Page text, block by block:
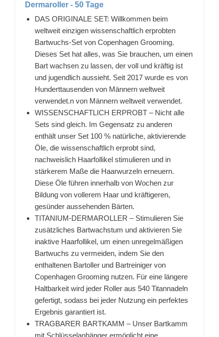
Dermaroller - 50 Tage
DAS ORIGINALE SET: Willkommen beim
weltweit einzigen wissenschaftlich erprobten
Bartwuchs-Set von Copenhagen Grooming.
Dieses Set hat alles, was Sie brauchen, um einen
Bart wachsen zu lassen, der voll und kräftig ist
und jugendlich aussieht. Seit 2017 wurde es von
Hunderttausenden von Männern weltweit
verwendet.n von Männern weltweit verwendet.
WISSENSCHAFTLICH ERPROBT – Nicht alle
Sets sind gleich. Im Gegensatz zu anderen
enthält unser Set 100 % natürliche, aktivierende
Öle, die wissenschaftlich erprobt sind,
nachweislich Haarfollikel stimulieren und in
stärkerem Maße die Haarwurzeln erneuern.
Diese Öle führen innerhalb von Wochen zur
Bildung von vollerem Haar und kräftigeren,
gesünder aussehenden Bärten.
TITANIUM-DERMAROLLER – Stimulieren Sie
zusätzliches Bartwachstum und aktivieren Sie
inaktive Haarfollikel, um einen unregelmäßigen
Bartwuchs zu vermeiden, indem Sie den
enthaltenen Bartoller und Bartreiniger von
Copenhagen Grooming nutzen. Für eine längere
Haltbarkeit wird jeder Roller aus 540 Titannadeln
gefertigt, sodass bei jeder Nutzung ein perfektes
Ergebnis garantiert ist.
TRAGBARER BARTKAMM – Unser Bartkamm